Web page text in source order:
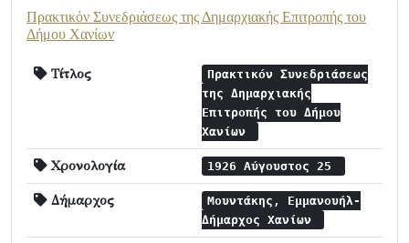
Πρακτικόν Συνεδριάσεως της Δημαρχιακής Επιτροπής του
Δήμου Χανίων
Τίτλος
Πρακτικόν Συνεδριάσεως
της Δημαρχιακής
Επιτροπής του Δήμου
Χανίων
Χρονολογία 1926 Αύγουστος 25
Δήμαρχος
Μουντάκης, Εμμανουήλ-
Δήμαρχος Χανίων